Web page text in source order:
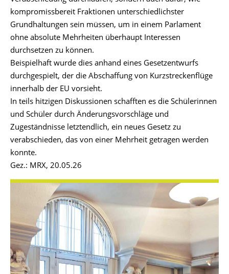
kompromissbereit Fraktionen unterschiedlichster
Grundhaltungen sein müssen, um in einem Parlament
ohne absolute Mehrheiten überhaupt Interessen
durchsetzen zu können.
Beispielhaft wurde dies anhand eines Gesetzentwurfs
durchgespielt, der die Abschaffung von Kurzstreckenflüge
innerhalb der EU vorsieht.
In teils hitzigen Diskussionen schafften es die Schülerinnen
und Schüler durch Änderungsvorschläge und
Zugeständnisse letztendlich, ein neues Gesetz zu
verabschieden, das von einer Mehrheit getragen werden
konnte.
Gez.: MRX, 20.05.26